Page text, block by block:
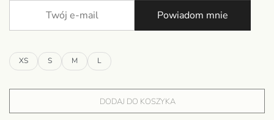
Powiadom mnie
XS S M L
DODAJ DO KOSZYKA